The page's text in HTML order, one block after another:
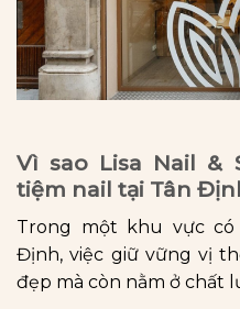
Vì sao Lisa Nail &
tiệm nail tại Tân
Trong một khu vực
Định, việc giữ vững vị
đẹp mà còn nằm ở chất